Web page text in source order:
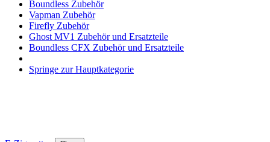
Boundless Zubehör
Vapman Zubehör
Firefly Zubehör
Ghost MV1 Zubehör und Ersatzteile
Boundless CFX Zubehör und Ersatzteile
Springe zur Hauptkategorie